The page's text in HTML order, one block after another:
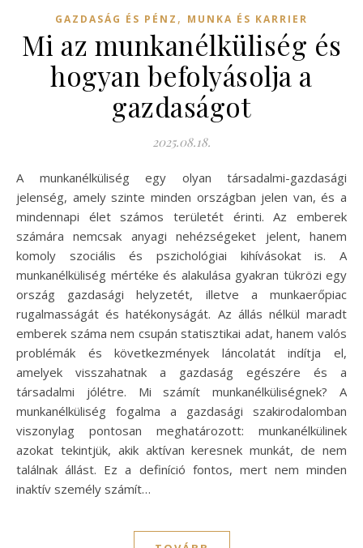
GAZDASÁG ÉS PÉNZ , MUNKA ÉS KARRIER
Mi az munkanélküliség és
hogyan befolyásolja a
gazdaságot
2025.08.18.
A munkanélküliség egy olyan társadalmi-gazdasági
jelenség, amely szinte minden országban jelen van, és a
mindennapi élet számos területét érinti. Az emberek
számára nemcsak anyagi nehézségeket jelent, hanem
komoly szociális és pszichológiai kihívásokat is. A
munkanélküliség mértéke és alakulása gyakran tükrözi egy
ország gazdasági helyzetét, illetve a munkaerőpiac
rugalmasságát és hatékonyságát. Az állás nélkül maradt
emberek száma nem csupán statisztikai adat, hanem valós
problémák és következmények láncolatát indítja el,
amelyek visszahatnak a gazdaság egészére és a
társadalmi jólétre. Mi számít munkanélküliségnek? A
munkanélküliség fogalma a gazdasági szakirodalomban
viszonylag pontosan meghatározott: munkanélkülinek
azokat tekintjük, akik aktívan keresnek munkát, de nem
találnak állást. Ez a definíció fontos, mert nem minden
inaktív személy számít…